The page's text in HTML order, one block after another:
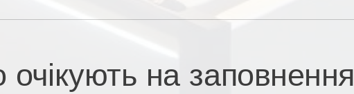
очікують на заповнення